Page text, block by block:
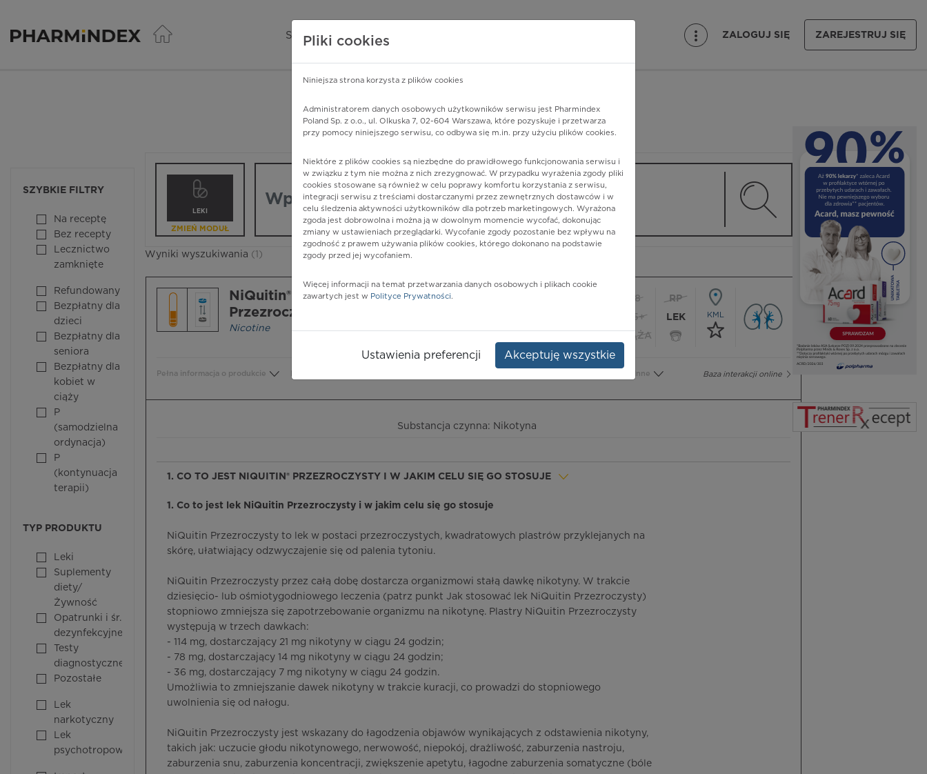
Pharmindex - lider wiedzy o lekach
SERWISY PHARMINDEX ZALOGUJ SIĘ ZAREJESTRUJ SIĘ
SZYBKIE FILTRY
Na receptę
Bez recepty
Lecznictwo
zamknięte
Refundowany
Bezpłatny dla
dzieci
Bezpłatny dla
seniora
Bezpłatny dla
kobiet w
ciąży
P
(samodzielna
ordynacja)
P
(kontynuacja
terapii)
TYP PRODUKTU
Leki
Suplementy
diety/
Żywność
Opatrunki i śr.
dezynfekcyjne
Testy
diagnostyczne
Pozostałe
Lek
narkotyczny
Lek
psychotropowy
Pharmindex
lider wiedzy o lekach
LEKI
ZMIEŃ MODUŁ
Wpisz nazwę lub substancję czynną
Wyniki wyszukiwania (1)
NiQuitin®
Przezroczysty
Nicotine
Postać:system transdermalny
18
65+
CIĄŻA
RP
LEK
KML
Baza interakcji online
Pełna informacja o produkcie Inne
Substancja czynna: Nikotyna
1. CO TO JEST NIQUITIN® PRZEZROCZYSTY I W JAKIM CELU SIĘ GO STOSUJE
1. Co to jest lek NiQuitin Przezroczysty i w jakim celu się go stosuje
NiQuitin Przezroczysty to lek w postaci przezroczystych, kwadratowych plastrów przyklejanych na
skórę, ułatwiający odzwyczajenie się od palenia tytoniu.
NiQuitin Przezroczysty przez całą dobę dostarcza organizmowi stałą dawkę nikotyny. W trakcie
dziesięcio- lub ośmiotygodniowego leczenia (patrz punkt Jak stosować lek NiQuitin Przezroczysty)
stopniowo zmniejsza się zapotrzebowanie organizmu na nikotynę. Plastry NiQuitin Przezroczysty
występują w trzech dawkach:
- 114 mg, dostarczający 21 mg nikotyny w ciągu 24 godzin;
- 78 mg, dostarczający 14 mg nikotyny w ciągu 24 godzin;
- 36 mg, dostarczający 7 mg nikotyny w ciągu 24 godzin.
Umożliwia to zmniejszanie dawek nikotyny w trakcie kuracji, co prowadzi do stopniowego
uwolnienia się od nałogu.
NiQuitin Przezroczysty jest wskazany do łagodzenia objawów wynikających z odstawienia nikotyny,
takich jak: uczucie głodu nikotynowego, nerwowość, niepokój, drażliwość, zaburzenia nastroju,
zaburzenia snu, zaburzenia koncentracji, zwiększenie apetytu, łagodne zaburzenia somatyczne (bóle
Pliki cookies
Niniejsza strona korzysta z plików cookies
Administratorem danych osobowych użytkowników serwisu jest Pharmindex
Poland Sp. z o.o., ul. Olkuska 7, 02-604 Warszawa, które pozyskuje i przetwarza
przy pomocy niniejszego serwisu, co odbywa się m.in. przy użyciu plików cookies.
Niektóre z plików cookies są niezbędne do prawidłowego funkcjonowania serwisu i
w związku z tym nie można z nich zrezygnować. W przypadku wyrażenia zgody pliki
cookies stosowane są również w celu poprawy komfortu korzystania z serwisu,
integracji serwisu z treściami dostarczanymi przez zewnętrznych dostawców i w
celu śledzenia aktywności użytkowników dla potrzeb marketingowych. Wyrażona
zgoda jest dobrowolna i można ją w dowolnym momencie wycofać, dokonując
zmiany w ustawieniach przeglądarki. Wycofanie zgody pozostanie bez wpływu na
zgodność z prawem używania plików cookies, którego dokonano na podstawie
zgody przed jej wycofaniem.
Więcej informacji na temat przetwarzania danych osobowych i plikach cookie
zawartych jest w Polityce Prywatności.
Ustawienia preferencji Akceptuję wszystkie